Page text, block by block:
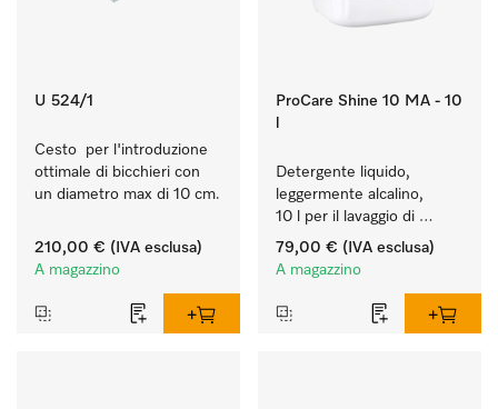
U 524/1
Cesto  per l'introduzione
ottimale di bicchieri con
un diametro max di 10 cm.
210,00 € (IVA esclusa)
A magazzino
ProCare Shine 10 MA - 10
Detergente liquido,
leggermente alcalino,
10 l per il lavaggio di
sporco leggero su
stoviglie, posate e
79,00 € (IVA esclusa)
A magazzino